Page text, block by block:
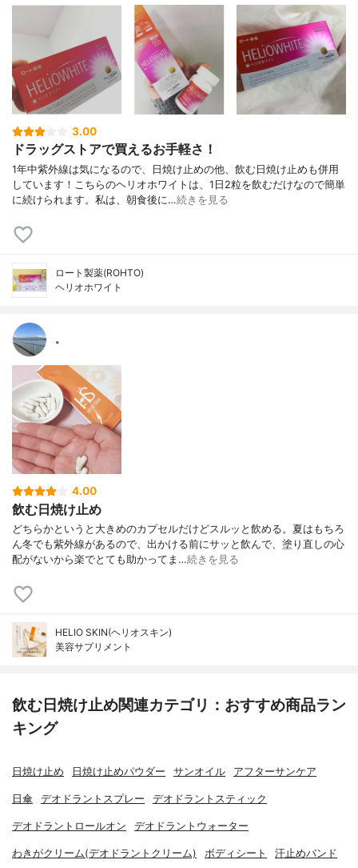
3.00
ドラッグストアで買えるお手軽さ！
1年中紫外線は気になるので、日焼け止めの他、飲む日焼け止めも併用
しています！こちらのヘリオホワイトは、1日2粒を飲むだけなので簡単
に続けられます。私は、朝食後に…続きを見る
ロート製薬(ROHTO)
ヘリオホワイト
。
4.00
飲む日焼け止め
どちらかというと大きめのカプセルだけどスルッと飲める。夏はもちろ
ん冬でも紫外線があるので、出かける前にサッと飲んで、塗り直しの心
配がないから楽でとても助かってま…続きを見る
HELIO SKIN(ヘリオスキン)
美容サプリメント
飲む日焼け止め関連カテゴリ：おすすめ商品ラン
キング
日焼け止め 日焼け止めパウダー サンオイル アフターサンケア
日傘 デオドラントスプレー デオドラントスティック
デオドラントロールオン デオドラントウォーター
わきがクリーム(デオドラントクリーム) ボディシート 汗止めバンド